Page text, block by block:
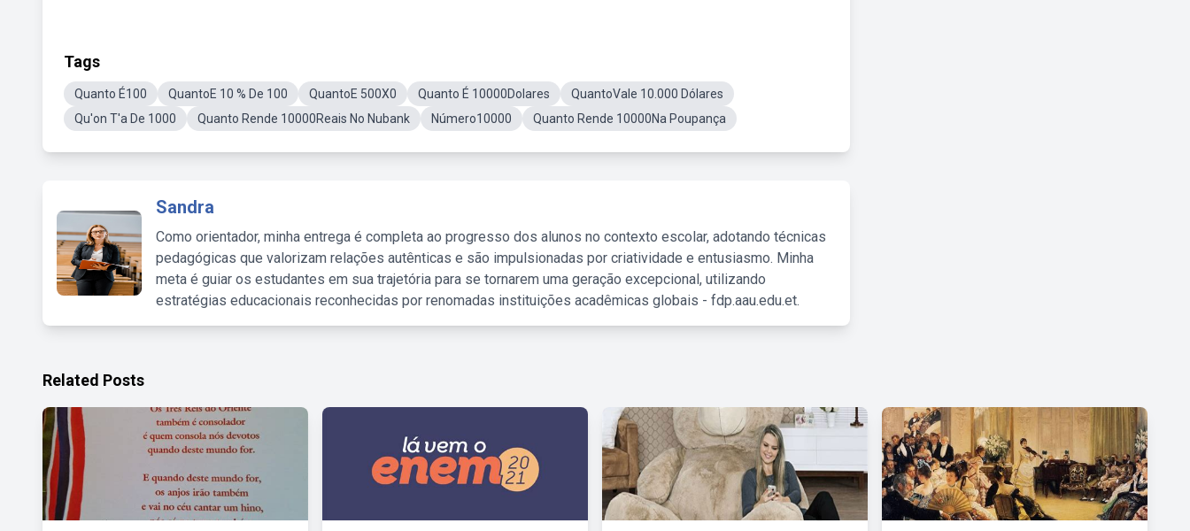
Tags
Quanto É100 QuantoE 10 % De 100 QuantoE 500X0 Quanto É 10000Dolares
QuantoVale 10.000 Dólares
Qu'on T'a De 1000
Quanto Rende 10000Reais No Nubank Número10000 Quanto Rende 10000Na Poupança
Sandra
Como orientador, minha entrega é completa ao progresso dos alunos no contexto escolar, adotando técnicas
pedagógicas que valorizam relações autênticas e são impulsionadas por criatividade e entusiasmo. Minha
meta é guiar os estudantes em sua trajetória para se tornarem uma geração excepcional, utilizando
estratégias educacionais reconhecidas por renomadas instituições acadêmicas globais - fdp.aau.edu.et.
Related Posts